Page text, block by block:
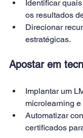
Identificar
os resultados
Direcionar
estratégicas.
Apostar em
Implantar um
microlearning
Automatizar
certificados